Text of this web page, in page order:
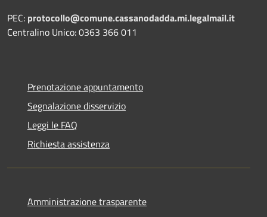
PEC: protocollo@comune.cassanodadda.mi.legalmail.it
Centralino Unico: 0363 366 011
Prenotazione appuntamento
Segnalazione disservizio
Leggi le FAQ
Richiesta assistenza
Amministrazione trasparente